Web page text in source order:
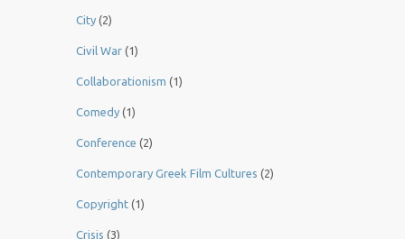
City (2)
Civil War (1)
Collaborationism (1)
Comedy (1)
Conference (2)
Contemporary Greek Film Cultures (2)
Copyright (1)
Crisis (3)